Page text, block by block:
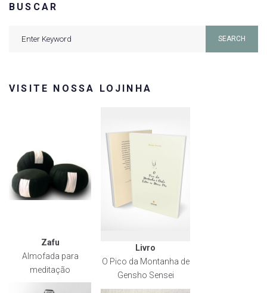
BUSCAR
SEARCH
VISITE NOSSA LOJINHA
Zafu
Almofada para
meditação
Livro
O Pico da Montanha de
Gensho Sensei